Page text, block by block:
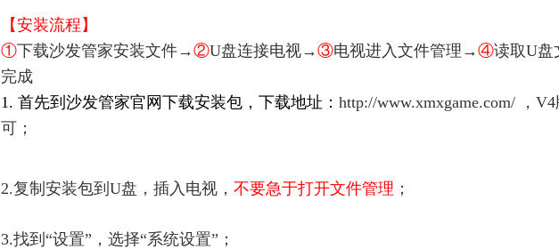
【安装流程】
①下载沙发管家安装文件→②U盘连接电视→③电视进入文件管理→④读取U
完成
1. 首先到沙发管家官网下载安装包，下载地址： http://www.xmxgame.com/ ，
可；
2.复制安装包到U盘，插入电视， 不要急于打开文件管理 ；
3.找到“设置”，选择“系统设置”；